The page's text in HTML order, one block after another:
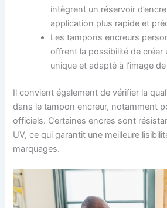
intègrent un réservoir
application plus rapide et
Les tampons encreurs
offrent la possibilité de créer
unique et adapté à l’image de
Il convient également de vérifier la
dans le tampon encreur, notamment
officiels. Certaines encres sont
UV, ce qui garantit une meilleure
marquages.